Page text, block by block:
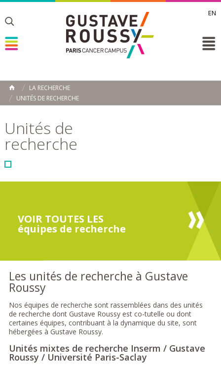
EN
Toggle
Toggle
Toggle
ACCUEIL
LA RECHERCHE
UNITÉS DE RECHERCHE
Unités de
recherche
VOIR TOUTES LES
équipes de recherche
Les unités de recherche à Gustave
Roussy
Nos équipes de recherche sont rassemblées dans des unités
de recherche dont Gustave Roussy est co-tutelle ou dont
certaines équipes, contribuant à la dynamique du site, sont
hébergées à Gustave Roussy.
Unités mixtes de recherche Inserm / Gustave
Roussy / Université Paris-Saclay